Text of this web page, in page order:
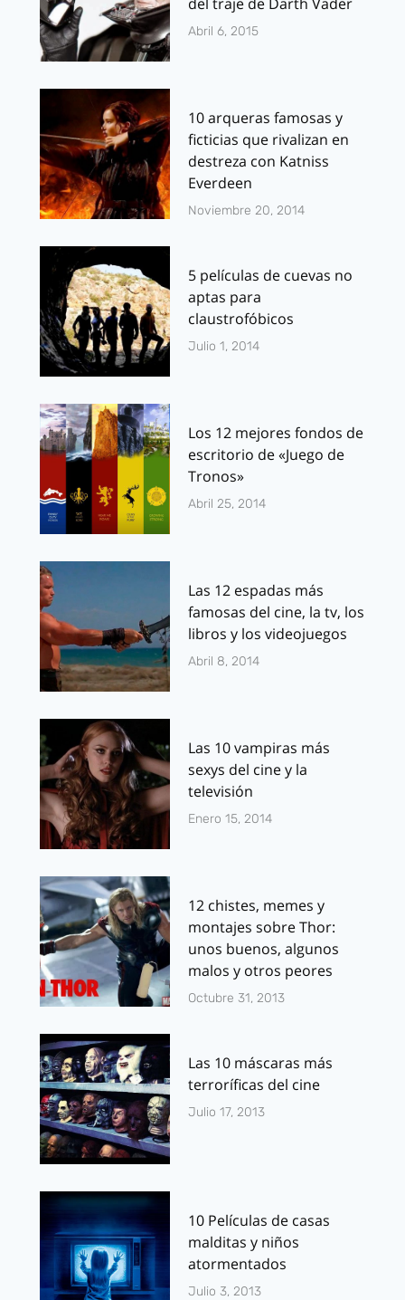
Abril 6, 2015
10 arqueras famosas y
ficticias que rivalizan en
destreza con Katniss
Everdeen
Noviembre 20, 2014
5 películas de cuevas no
aptas para
claustrofóbicos
Julio 1, 2014
Los 12 mejores fondos de
escritorio de «Juego de
Tronos»
Abril 25, 2014
Las 12 espadas más
famosas del cine, la tv, los
libros y los videojuegos
Abril 8, 2014
Las 10 vampiras más
sexys del cine y la
televisión
Enero 15, 2014
12 chistes, memes y
montajes sobre Thor:
unos buenos, algunos
malos y otros peores
Octubre 31, 2013
Las 10 máscaras más
terroríficas del cine
Julio 17, 2013
10 Películas de casas
malditas y niños
atormentados
Julio 3, 2013